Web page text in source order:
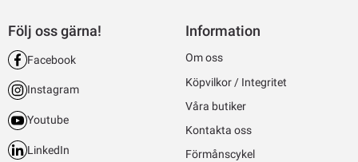
Följ oss gärna!
Facebook
Instagram
Youtube
LinkedIn
Information
Om oss
Köpvilkor / Integritet
Våra butiker
Kontakta oss
Förmånscykel